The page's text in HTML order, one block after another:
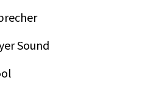
Sound